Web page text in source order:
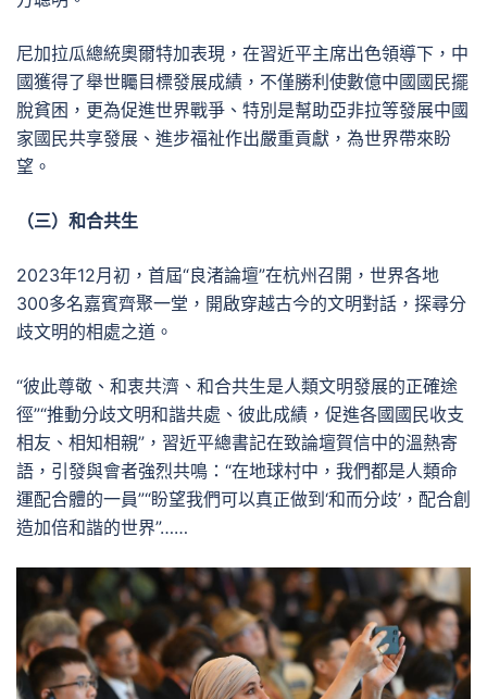
尼加拉瓜總統奧爾特加表現，在習近平主席出色領導下，中
國獲得了舉世矚目標發展成績，不僅勝利使數億中國國民擺
脫貧困，更為促進世界戰爭、特別是幫助亞非拉等發展中國
家國民共享發展、進步福祉作出嚴重貢獻，為世界帶來盼
望。
（三）和合共生
2023年12月初，首屆“良渚論壇”在杭州召開，世界各地
300多名嘉賓齊聚一堂，開啟穿越古今的文明對話，探尋分
歧文明的相處之道。
“彼此尊敬、和衷共濟、和合共生是人類文明發展的正確途
徑”“推動分歧文明和諧共處、彼此成績，促進各國國民收支
相友、相知相親”，習近平總書記在致論壇賀信中的溫熱寄
語，引發與會者強烈共鳴：“在地球村中，我們都是人類命
運配合體的一員”“盼望我們可以真正做到‘和而分歧’，配合創
造加倍和諧的世界”……